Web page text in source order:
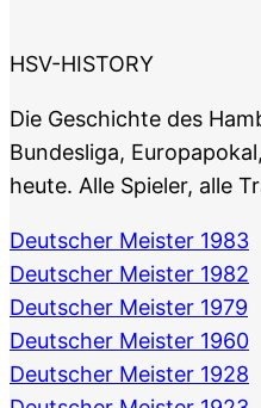
HSV-HISTORY
Die Geschichte des
Bundesliga,
heute. Alle Spieler, alle
Deutscher Meister 1983
Deutscher Meister 1982
Deutscher Meister 1979
Deutscher Meister 1960
Deutscher Meister 1928